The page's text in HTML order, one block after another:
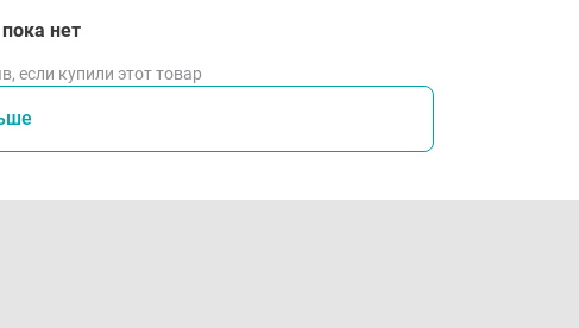
нет
если купили этот товар